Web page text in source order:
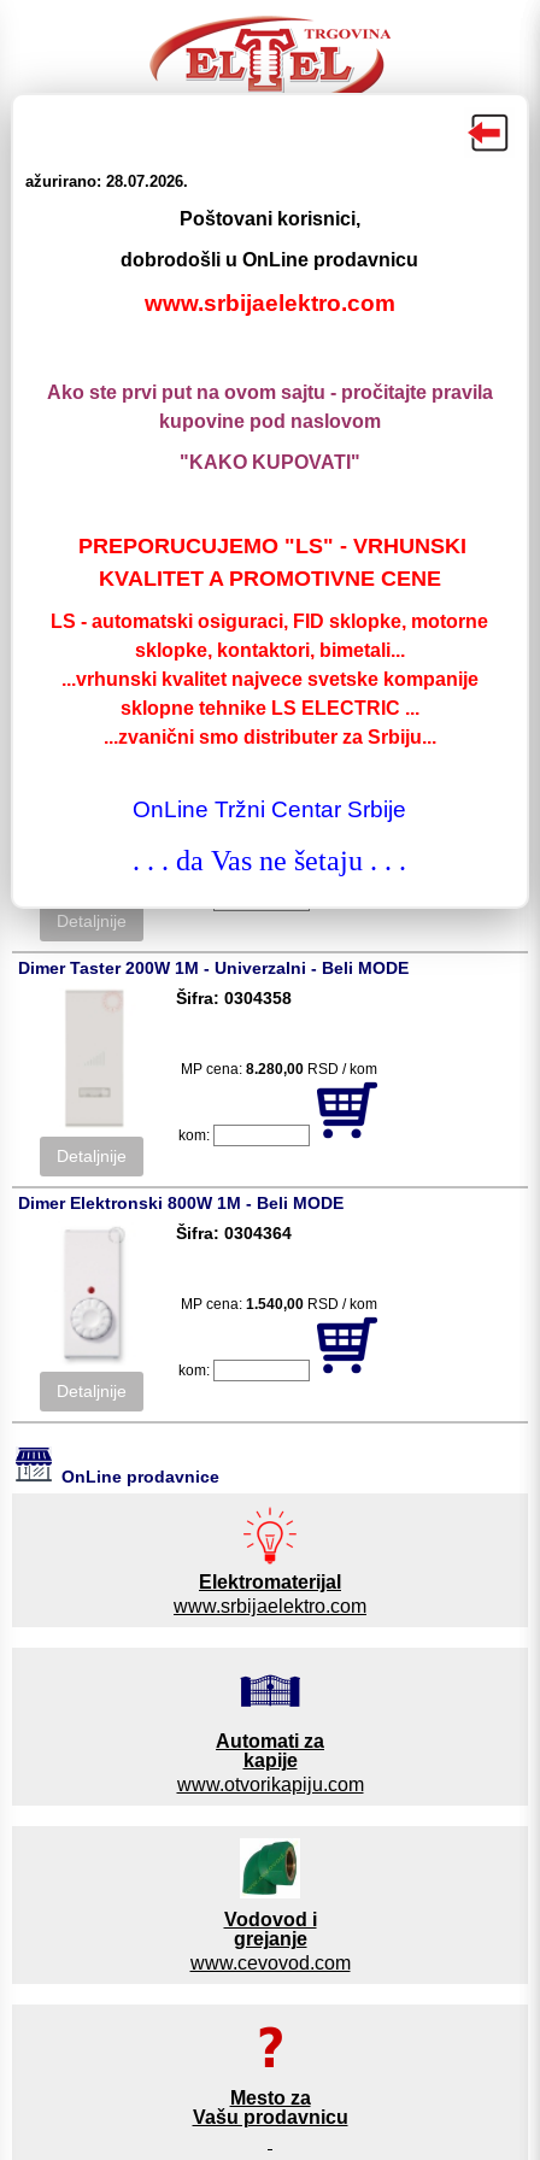
ažurirano: 28.07.2026.
Poštovani korisnici,
dobrodošli u OnLine prodavnicu
www.srbijaelektro.com
Ako ste prvi put na ovom sajtu - pročitajte pravila
kupovine pod naslovom
"KAKO KUPOVATI"
PREPORUCUJEMO "LS" - VRHUNSKI
KVALITET A PROMOTIVNE CENE
LS - automatski osiguraci, FID sklopke, motorne
sklopke, kontaktori, bimetali...
...vrhunski kvalitet najvece svetske kompanije
sklopne tehnike LS ELECTRIC ...
...zvanični smo distributer za Srbiju...
OnLine Tržni Centar Srbije
. . . da Vas ne šetaju . . .
Pretraga Login Korpa
MODE - Sklopke
MODE - Dimeri BELI
MODE - Dimeri BELI
Detaljnije
kom:
Dimer 300W Naizmenicni 1M - Beli MODE
Detaljnije
Dimer Taster 200W 1M - Univerzalni - Beli MODE
Detaljnije
Šifra: 0304358
MP cena: 8.280,00 RSD / kom
kom:
Dimer Elektronski 800W 1M - Beli MODE
Detaljnije
Šifra: 0304364
MP cena: 1.540,00 RSD / kom
kom:
OnLine prodavnice
Elektromaterijal
www.srbijaelektro.com
Automati za
kapije
www.otvorikapiju.com
Vodovod i
grejanje
www.cevovod.com
Mesto za
Vašu prodavnicu